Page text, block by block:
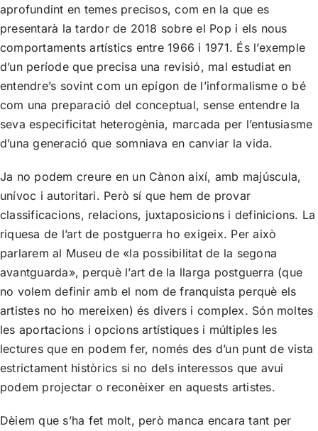
aprofundint en temes precisos, com en la que es
presentarà la tardor de 2018 sobre el Pop i els nous
comportaments artístics entre 1966 i 1971. És l’exemple
d’un període que precisa una revisió, mal estudiat en
entendre’s sovint com un epígon de l’informalisme o bé
com una preparació del conceptual, sense entendre la
seva especificitat heterogènia, marcada per l’entusiasme
d’una generació que somniava en canviar la vida.
Ja no podem creure en un Cànon així, amb majúscula,
unívoc i autoritari. Però sí que hem de provar
classificacions, relacions, juxtaposicions i definicions. La
riquesa de l’art de postguerra ho exigeix. Per això
parlarem al Museu de «la possibilitat de la segona
avantguarda», perquè l’art de la llarga postguerra (que
no volem definir amb el nom de franquista perquè els
artistes no ho mereixen) és divers i complex. Són moltes
les aportacions i opcions artístiques i múltiples les
lectures que en podem fer, només des d’un punt de vista
estrictament històrics si no dels interessos que avui
podem projectar o reconèixer en aquests artistes.
Dèiem que s’ha fet molt, però manca encara tant per